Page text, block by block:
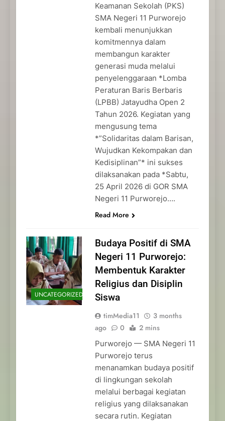
Keamanan Sekolah (PKS)
SMA Negeri 11 Purworejo
kembali menunjukkan
komitmennya dalam
membangun karakter
generasi muda melalui
penyelenggaraan *Lomba
Peraturan Baris Berbaris
(LPBB) Jatayudha Open 2
Tahun 2026. Kegiatan yang
mengusung tema
*”Solidaritas dalam Barisan,
Wujudkan Kekompakan dan
Kedisiplinan”* ini sukses
dilaksanakan pada *Sabtu,
25 April 2026 di GOR SMA
Negeri 11 Purworejo….
Read More
UNCATEGORIZED
Budaya Positif di SMA
Negeri 11 Purworejo:
Membentuk Karakter
Religius dan Disiplin
Siswa
timMedia11
3 months
ago
0 2 mins
Purworejo — SMA Negeri 11
Purworejo terus
menanamkan budaya positif
di lingkungan sekolah
melalui berbagai kegiatan
religius yang dilaksanakan
secara rutin. Kegiatan